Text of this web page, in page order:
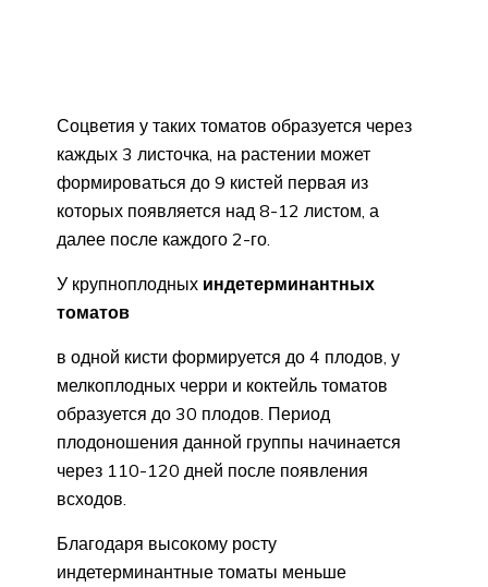
Соцветия у таких томатов образуется через
каждых 3 листочка, на растении может
формироваться до 9 кистей первая из
которых появляется над 8-12 листом, а
далее после каждого 2-го.
У крупноплодных индетерминантных
томатов
в одной кисти формируется до 4 плодов, у
мелкоплодных черри и коктейль томатов
образуется до 30 плодов. Период
плодоношения данной группы начинается
через 110-120 дней после появления
всходов.
Благодаря высокому росту
индетерминантные томаты меньше